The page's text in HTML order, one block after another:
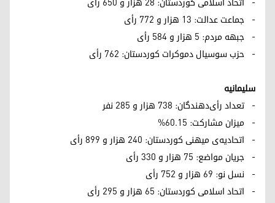
- جماعت عدالت: ۱۳ هزار و ۷۷۲ رأی
- جبهه مردم: ۵ هزار و ۵۸۴ رأی
- حزب سوسیال دموکرات کوردستان: ۷۶۲ رأی
سلیمانیه
- تعداد رأی‌دهندگان: ۷۳۸ هزار و ۲۸۵ نفر
- میزان مشارکت: ۶۰.۱۵%
- اتحادیه‌ی میهنی کوردستان: ۲۴۰ هزار و ۸۹۹ رأی
- جریان مواضع: ۷۵ هزار و ۳۳۰ رأی
- نسل نو: ۶۹ هزار و ۷۵۲ رأی
- اتحاد اسلامی کوردستان: ۶۵ هزار و ۲۹۵ رأی